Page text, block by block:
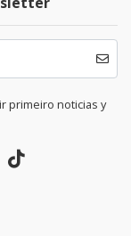
primeiro noticias y